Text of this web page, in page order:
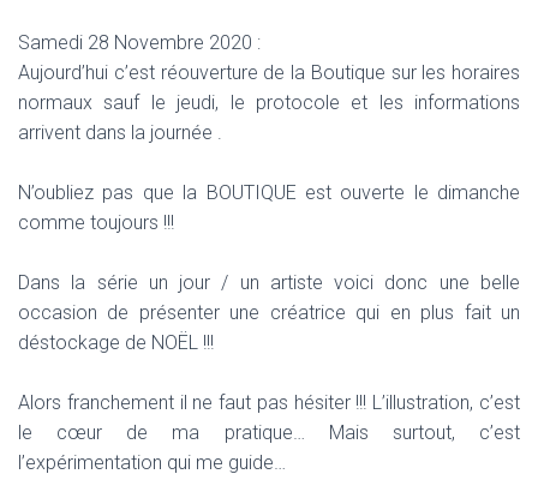
I
O
Samedi 28 Novembre 2020 :
Aujourd’hui c’est réouverture de la Boutique sur les horaires
normaux sauf le jeudi, le protocole et les informations
arrivent dans la journée .
N’oubliez pas que la BOUTIQUE est ouverte le dimanche
comme toujours !!!
Dans la série un jour / un artiste voici donc une belle
occasion de présenter une créatrice qui en plus fait un
déstockage de NOËL !!!
Alors franchement il ne faut pas hésiter !!! L’illustration, c’est
le cœur de ma pratique… Mais surtout, c’est
l’expérimentation qui me guide…